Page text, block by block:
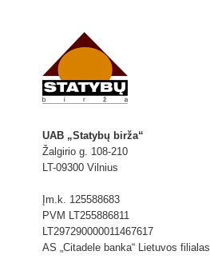
UAB „Statybų birža“
Žalgirio g. 108-210
LT-09300 Vilnius
Įm.k. 125588683
PVM LT255886811
LT297290000011467617
AS „Citadele banka“ Lietuvos filialas